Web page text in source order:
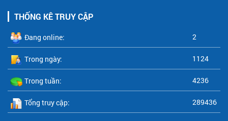
THỐNG KÊ TRUY CẬP
Đang online: 2
Trong ngày: 1124
Trong tuần: 4236
Tổng truy cập: 289436